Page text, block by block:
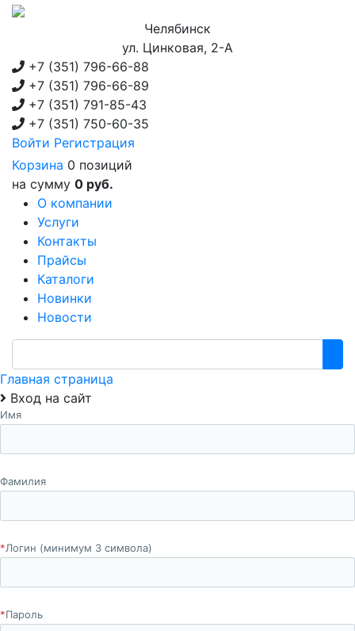
Челябинск
ул. Цинковая, 2-А
+7 (351) 796-66-88
+7 (351) 796-66-89
+7 (351) 791-85-43
+7 (351) 750-60-35
Войти Регистрация
Корзина 0 позиций
на сумму 0 руб.
О компании
Услуги
Контакты
Прайсы
Каталоги
Новинки
Новости
Главная страница
Вход на сайт
Имя
Фамилия
*Логин (минимум 3 символа)
*Пароль